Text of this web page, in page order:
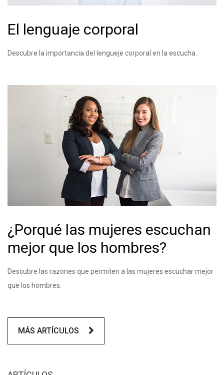
El lenguaje corporal
Descubre la importancia del lengueje corporal en la escucha.
¿Porqué las mujeres escuchan
mejor que los hombres?
Descubre las razones que permiten a las mujeres escuchar mejor
que los hombres.
MÁS ARTÍCULOS